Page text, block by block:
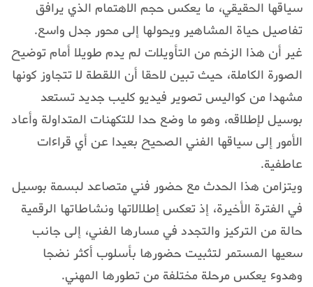
سياقها الحقيقي، ما يعكس حجم الاهتمام الذي يرافق
تفاصيل حياة المشاهير ويحولها إلى محور جدل واسع.
غير أن هذا الزخم من التأويلات لم يدم طويلا أمام توضيح
الصورة الكاملة، حيث تبين لاحقا أن اللقطة لا تتجاوز كونها
مشهدا من كواليس تصوير فيديو كليب جديد تستعد
بوسيل لإطلاقه، وهو ما وضع حدا للتكهنات المتداولة وأعاد
الأمور إلى سياقها الفني الصحيح بعيدا عن أي قراءات
عاطفية.
ويتزامن هذا الحدث مع حضور فني متصاعد لبسمة بوسيل
في الفترة الأخيرة، إذ تعكس إطلالاتها ونشاطاتها الرقمية
حالة من التركيز والتجدد في مسارها الفني، إلى جانب
سعيها المستمر لتثبيت حضورها بأسلوب أكثر نضجا
وهدوء يعكس مرحلة مختلفة من تطورها المهني.